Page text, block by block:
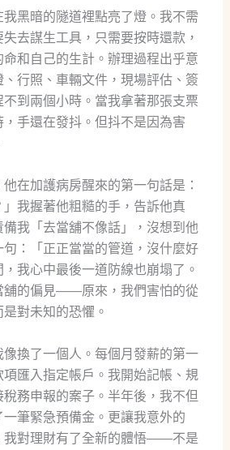
黑暗的隧道裡點亮了燈。我不需
去謀生工具，只需要按時還款，
和自己的生計。辦理過程出乎意
行照、車輛文件，現場評估、簽
到兩個小時。當我拿著那張支票
手還在發抖。但抖不是因為害
在加護病房醒來的第一句話是：
」我握著他粗糙的手，告訴他真
我「去當舖不像話」，沒想到他
：「正正當當的管道，沒什麼好
我心中最後一道防線也崩塌了。
舖的偏見——原來，我們害怕的從
對未知的恐懼。
換了一個人。每個月發薪的第一
匯入指定帳戶。我開始記帳、規
務申報的案子。半年後，我不但
筆緊急預備金。更讓我意外的
我對理財有了全新的體悟——不是